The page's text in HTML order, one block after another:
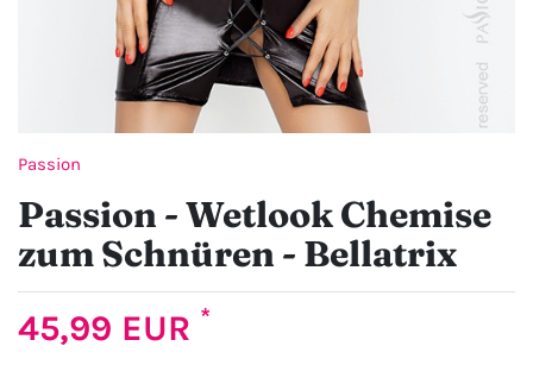
Passion
Passion - Wetlook Chemise
zum Schnüren - Bellatrix
45,99 EUR *